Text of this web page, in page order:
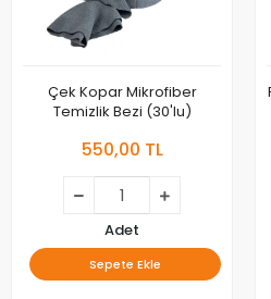
Çek Kopar Mikrofiber
Temizlik Bezi (30'lu)
550,00 TL
Adet
Sepete Ekle